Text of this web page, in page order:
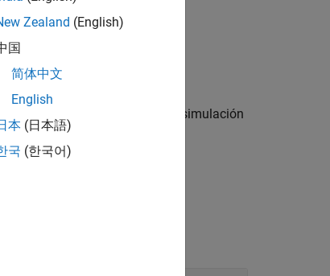
para configurar una simulación
Zealand (English)
国
简体中文
English
本 (日本語)
국 (한국어)